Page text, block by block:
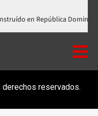
un avión construído en
reservados.